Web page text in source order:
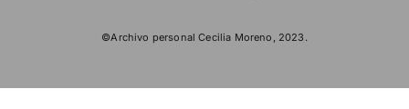
©Archivo personal Cecilia Moreno, 2023.